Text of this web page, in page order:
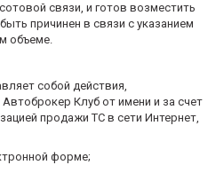
связи, и готов возместить
причинен в связи с указанием
объеме.
собой действия,
Клуб от имени и за счет
продажи ТС в сети Интернет,
форме;